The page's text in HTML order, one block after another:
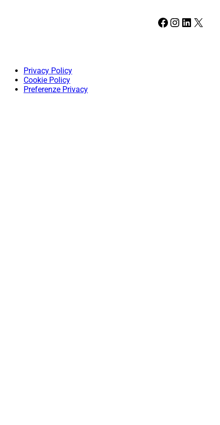
Facebook Instagram LinkedIn X
Privacy Policy
Cookie Policy
Preferenze Privacy